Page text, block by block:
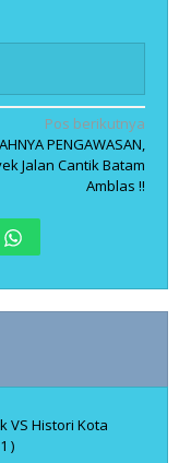
Pos berikutnya
PENGAWASAN,
Jalan Cantik Batam
Amblas !!
VS Histori Kota
)